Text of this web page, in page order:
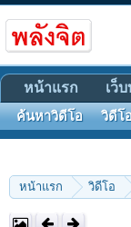
หน้าแรก วิดีโอ
หน้าแรก เว็
ค้นหาวิดีโอ วิดีโ